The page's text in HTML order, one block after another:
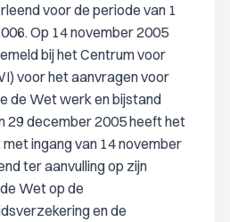
voor de periode van 1
Op 14 november 2005
bij het Centrum voor
voor het aanvragen voor
de Wet werk en bijstand
29 december 2005 heeft het
ingang van 14 november
ter aanvulling op zijn
Wet op de
en de